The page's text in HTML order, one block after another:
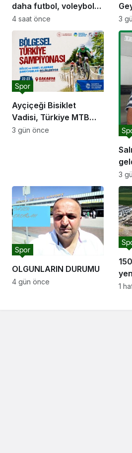
daha futbol, voleybol
ve basketbol sahasına
kavuşuyor
4 saat önce 3
Ayçiçeği Bisiklet
Vadisi, Türkiye MTB
Şampiyonası’na ev
Spor
3 gün önce
Salı
3
OLGUNLARIN DURUMU
Spor
4 gün önce
1